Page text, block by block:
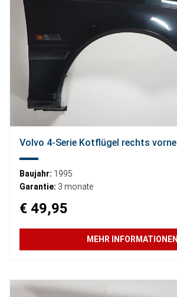
Volvo 4-Serie Kotflügel rechts vorne
Baujahr: 1995
Garantie: 3 monate
€ 49,95
MEHR INFORMATIONEN